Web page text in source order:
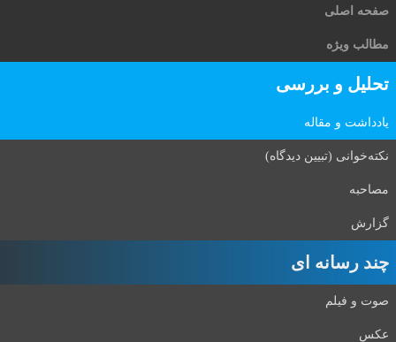
صفحه اصلی
مطالب ویژه
تحلیل و بررسی
یادداشت و مقاله
نکته‌خوانی (تبیین دیدگاه)
مصاحبه
گزارش
چند رسانه ای
صوت و فیلم
عکس